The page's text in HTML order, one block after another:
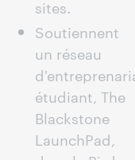
sites.
Soutiennent
un réseau
étudiant, The
Blackstone
LaunchPad,